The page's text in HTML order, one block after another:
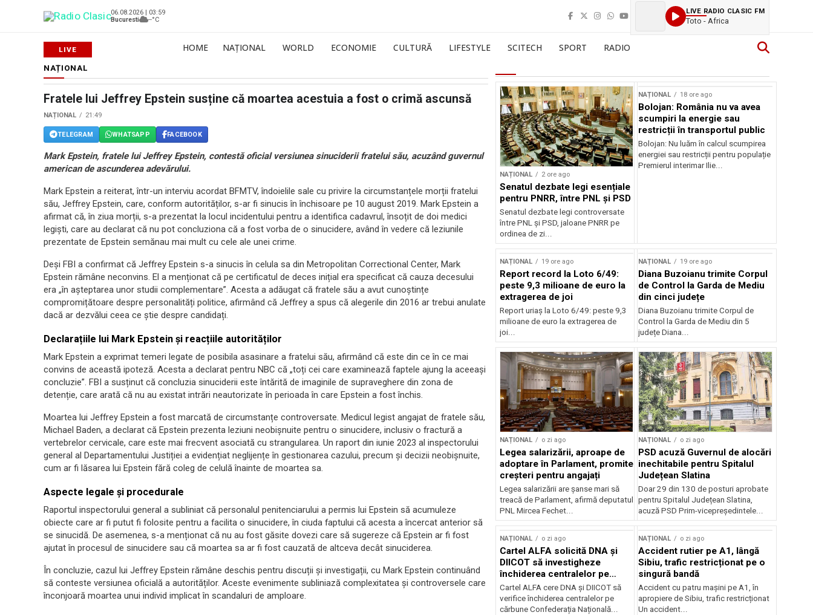
06.08.2026 | 03:59
Bucuresti
--°C
LIVE RADIO CLASIC FM
Toto - Africa
HOME NAȚIONAL WORLD ECONOMIE CULTURĂ LIFESTYLE SCITECH SPORT RADIO
NAȚIONAL
Fratele lui Jeffrey Epstein susține că moartea acestuia a fost o crimă ascunsă
NAȚIONAL 21:49
TELEGRAM WHATSAPP FACEBOOK
Mark Epstein, fratele lui Jeffrey Epstein, contestă oficial versiunea sinuciderii fratelui său, acuzând guvernul
american de ascunderea adevărului.
Mark Epstein a reiterat, într-un interviu acordat BFMTV, îndoielile sale cu privire la circumstanțele morții fratelui
său, Jeffrey Epstein, care, conform autorităților, s-ar fi sinucis în închisoare pe 10 august 2019. Mark Epstein a
afirmat că, în ziua morții, s-a prezentat la locul incidentului pentru a identifica cadavrul, însoțit de doi medici
legiști, care au declarat că nu pot concluziona că a fost vorba de o sinucidere, având în vedere că leziunile
prezentate de Epstein semănau mai mult cu cele ale unei crime.
Deși FBI a confirmat că Jeffrey Epstein s-a sinucis în celula sa din Metropolitan Correctional Center, Mark
Epstein rămâne neconvins. El a menționat că pe certificatul de deces inițial era specificat că cauza decesului
era „în așteptarea unor studii complementare”. Acesta a adăugat că fratele său a avut cunoștințe
compromițătoare despre personalități politice, afirmând că Jeffrey a spus că alegerile din 2016 ar trebui anulate
dacă ar dezvălui ceea ce știe despre candidați.
Declarațiile lui Mark Epstein și reacțiile autorităților
Mark Epstein a exprimat temeri legate de posibila asasinare a fratelui său, afirmând că este din ce în ce mai
convins de această ipoteză. Acesta a declarat pentru NBC că „toți cei care examinează faptele ajung la aceeași
concluzie”. FBI a susținut că concluzia sinuciderii este întărită de imaginile de supraveghere din zona de
detenție, care arată că nu au existat intrări neautorizate în perioada în care Epstein a fost închis.
Moartea lui Jeffrey Epstein a fost marcată de circumstanțe controversate. Medicul legist angajat de fratele său,
Michael Baden, a declarat că Epstein prezenta leziuni neobișnuite pentru o sinucidere, inclusiv o fractură a
vertebrelor cervicale, care este mai frecvent asociată cu strangularea. Un raport din iunie 2023 al inspectorului
general al Departamentului Justiției a evidențiat neglijențe în gestionarea cazului, precum și decizii neobișnuite,
cum ar fi lăsarea lui Epstein fără coleg de celulă înainte de moartea sa.
Aspecte legale și procedurale
Raportul inspectorului general a subliniat că personalul penitenciarului a permis lui Epstein să acumuleze
obiecte care ar fi putut fi folosite pentru a facilita o sinucidere, în ciuda faptului că acesta a încercat anterior să
se sinucidă. De asemenea, s-a menționat că nu au fost găsite dovezi care să sugereze că Epstein ar fi fost
ajutat în procesul de sinucidere sau că moartea sa ar fi fost cauzată de altceva decât sinuciderea.
În concluzie, cazul lui Jeffrey Epstein rămâne deschis pentru discuții și investigații, cu Mark Epstein continuând
să conteste versiunea oficială a autorităților. Aceste evenimente subliniază complexitatea și controversele care
înconjoară moartea unui individ implicat în scandaluri de amploare.
NAȚIONAL 2 ore ago
Senatul dezbate legi esențiale
pentru PNRR, între PNL și PSD
Senatul dezbate legi controversate
între PNL și PSD, jaloane PNRR pe
ordinea de zi...
NAȚIONAL 18 ore ago
Bolojan: România nu va avea
scumpiri la energie sau
restricții în transportul public
Bolojan: Nu luăm în calcul scumpirea
energiei sau restricții pentru populație
Premierul interimar Ilie...
NAȚIONAL 19 ore ago
Report record la Loto 6/49:
peste 9,3 milioane de euro la
extragerea de joi
Report uriaș la Loto 6/49: peste 9,3
milioane de euro la extragerea de
joi...
NAȚIONAL 19 ore ago
Diana Buzoianu trimite Corpul
de Control la Garda de Mediu
din cinci județe
Diana Buzoianu trimite Corpul de
Control la Garda de Mediu din 5
județe Diana...
NAȚIONAL o zi ago
Legea salarizării, aproape de
adoptare în Parlament, promite
creșteri pentru angajați
Legea salarizării are șanse mari să
treacă de Parlament, afirmă deputatul
PNL Mircea Fechet...
NAȚIONAL o zi ago
PSD acuză Guvernul de alocări
inechitabile pentru Spitalul
Județean Slatina
Doar 29 din 130 de posturi aprobate
pentru Spitalul Județean Slatina,
acuză PSD Prim-vicepreședintele...
NAȚIONAL o zi ago
Cartel ALFA solicită DNA și
DIICOT să investigheze
închiderea centralelor pe
cărbune
Cartel ALFA cere DNA și DIICOT să
verifice închiderea centralelor pe
cărbune Confederația Națională...
NAȚIONAL o zi ago
Accident rutier pe A1, lângă
Sibiu, trafic restricționat pe o
singură bandă
Accident cu patru mașini pe A1, în
apropiere de Sibiu, trafic restricționat
Un accident...